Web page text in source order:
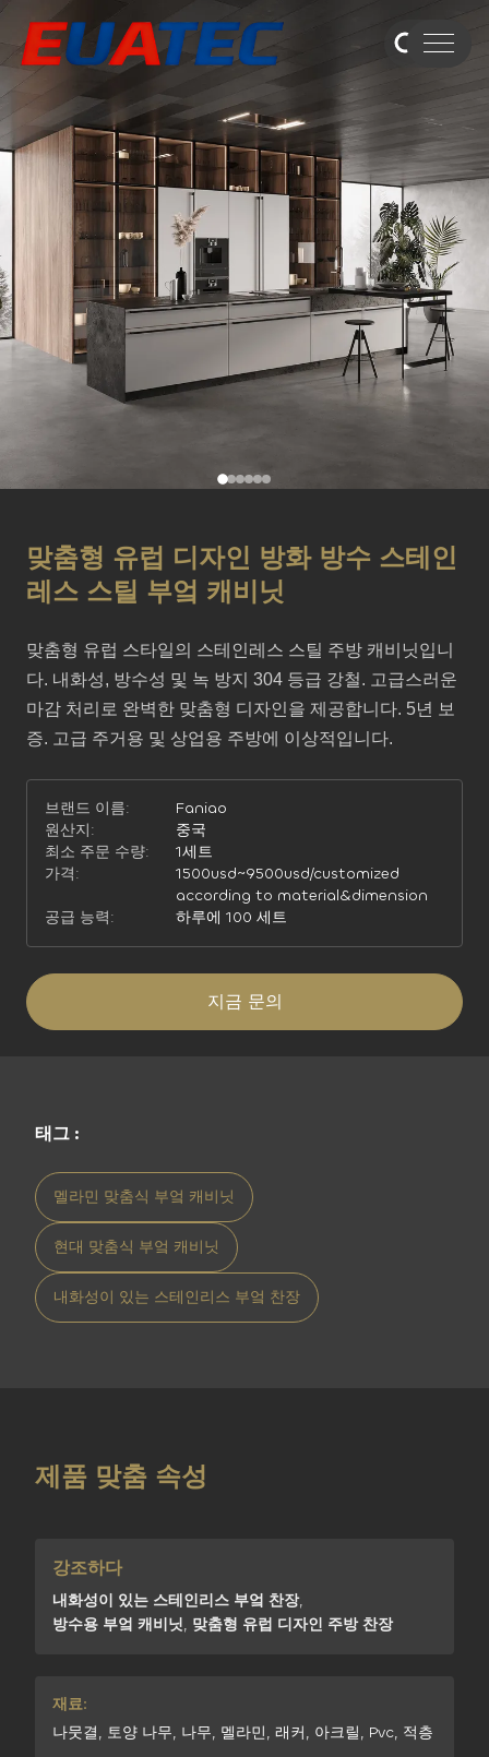
맞춤형 유럽 디자인 방화 방수 스테인
레스 스틸 부엌 캐비닛
맞춤형 유럽 스타일의 스테인레스 스틸 주방 캐비닛입니
다. 내화성, 방수성 및 녹 방지 304 등급 강철. 고급스러운
마감 처리로 완벽한 맞춤형 디자인을 제공합니다. 5년 보
증. 고급 주거용 및 상업용 주방에 이상적입니다.
브랜드 이름:
Faniao
원산지:
중국
최소 주문 수량:
1세트
가격:
1500usd~9500usd/customized
according to material&dimension
공급 능력:
하루에 100 세트
지금 문의
태그 :
멜라민 맞춤식 부엌 캐비닛
현대 맞춤식 부엌 캐비닛
내화성이 있는 스테인리스 부엌 찬장
제품 맞춤 속성
강조하다
내화성이 있는 스테인리스 부엌 찬장,
방수용 부엌 캐비닛, 맞춤형 유럽 디자인 주방 찬장
재료:
나뭇결, 토양 나무, 나무, 멜라민, 래커, 아크릴, Pvc, 적층